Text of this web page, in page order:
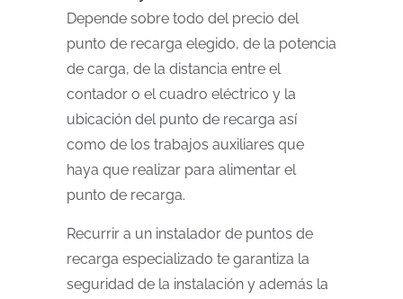
Depende sobre todo del precio del
punto de recarga elegido, de la potencia
de carga, de la distancia entre el
contador o el cuadro eléctrico y la
ubicación del punto de recarga así
como de los trabajos auxiliares que
haya que realizar para alimentar el
punto de recarga.
Recurrir a un instalador de puntos de
recarga especializado te garantiza la
seguridad de la instalación y además la